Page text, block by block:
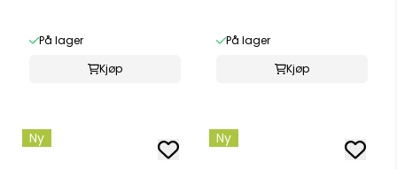
På lager
Kjøp
På lager
Kjøp
Ny Ny